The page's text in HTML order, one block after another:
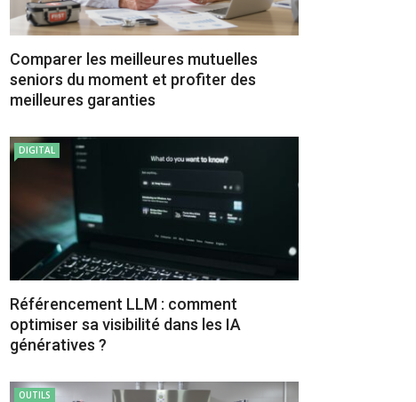
Comparer les meilleures mutuelles
seniors du moment et profiter des
meilleures garanties
DIGITAL
Référencement LLM : comment
optimiser sa visibilité dans les IA
génératives ?
OUTILS